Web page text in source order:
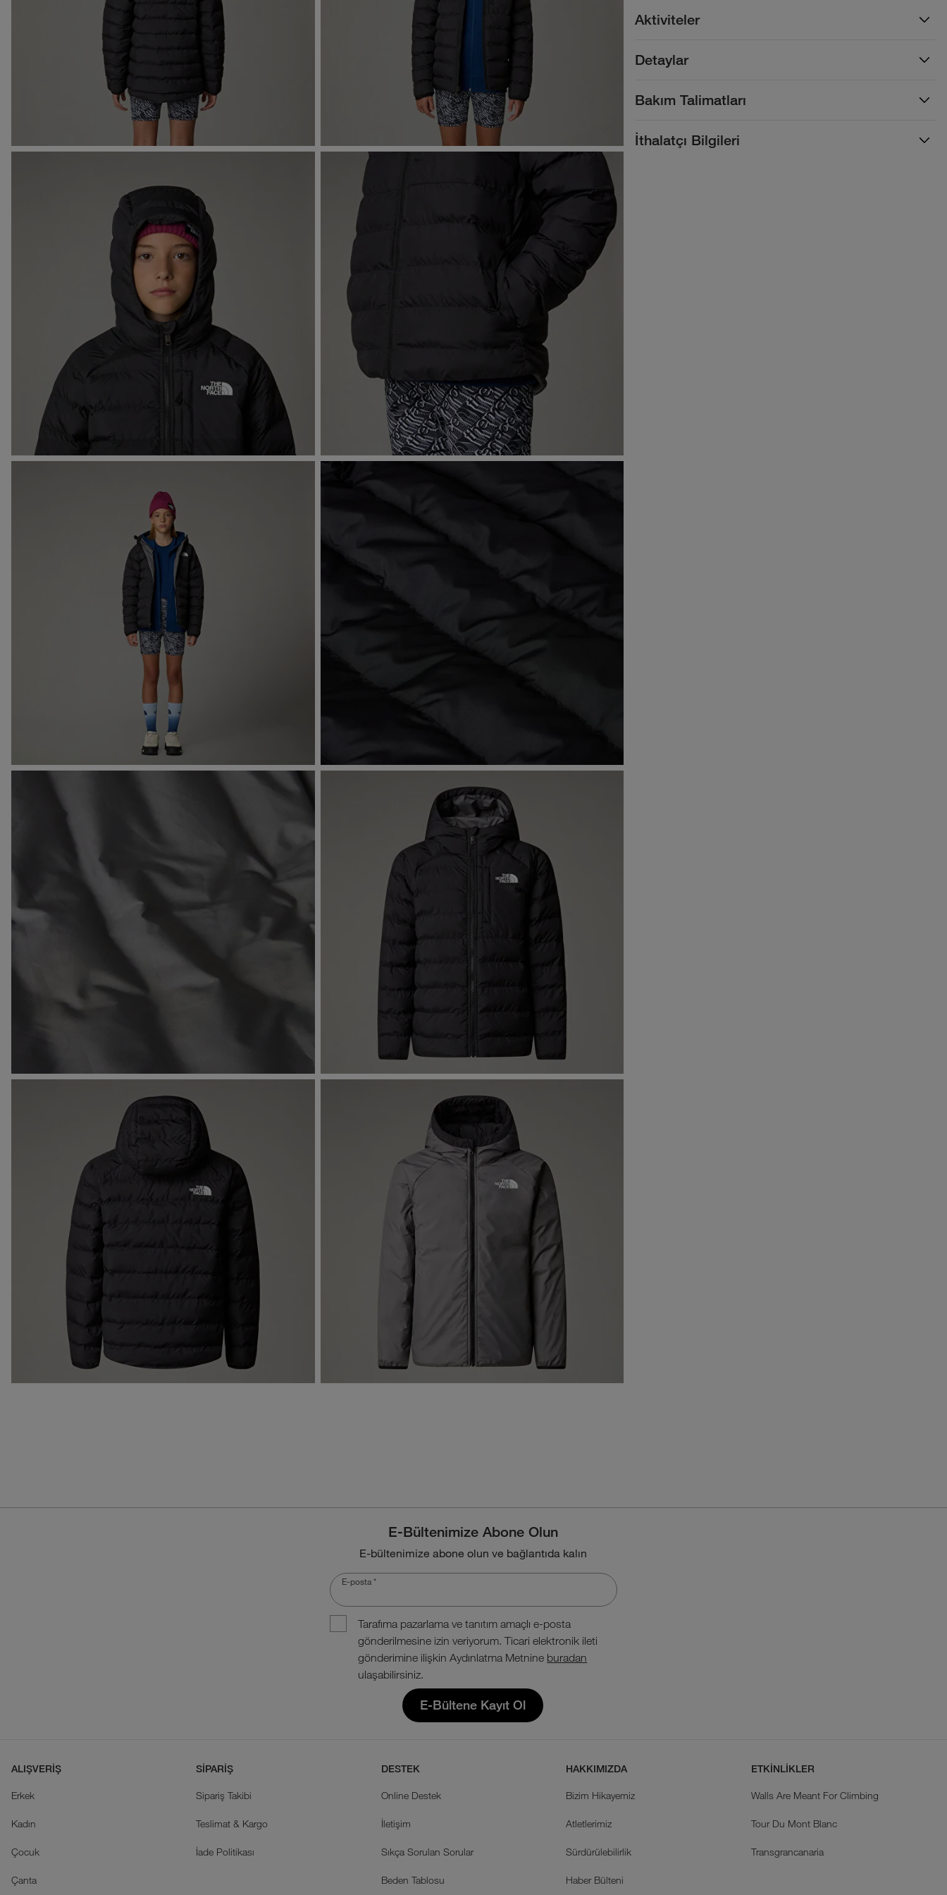
Detaylar
Aktiviteler
Bakım Talimatları
İthalatçı Bilgileri
E-Bültenimize Abone Olun
E-bültenimize abone olun ve bağlantıda kalın
E-posta *
Tarafıma pazarlama ve tanıtım amaçlı e-posta
gönderilmesine izin veriyorum. Ticari elektronik ileti
gönderimine ilişkin Aydınlatma Metnine buradan
ulaşabilirsiniz.
E-Bültene Kayıt Ol
ALIŞVERİŞ
Erkek
Kadın
Çocuk
Çanta
SİPARİŞ
Sipariş Takibi
Teslimat & Kargo
İade Politikası
DESTEK
Online Destek
İletişim
Sıkça Sorulan Sorular
Beden Tablosu
HAKKIMIZDA
Bizim Hikayemiz
Atletlerimiz
Sürdürülebilirlik
Haber Bülteni
ETKİNLİKLER
Walls Are Meant For Climbing
Tour Du Mont Blanc
Transgrancanaria